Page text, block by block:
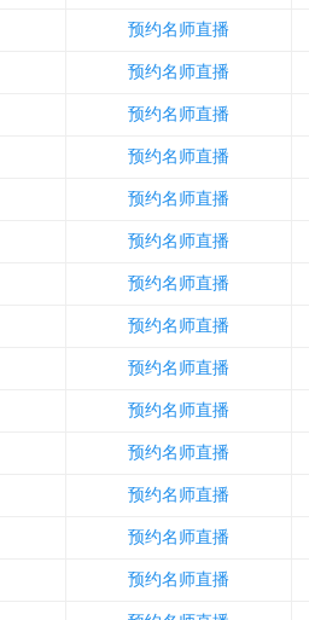
预约名师直播
预约名师直播
预约名师直播
预约名师直播
预约名师直播
预约名师直播
预约名师直播
预约名师直播
预约名师直播
预约名师直播
预约名师直播
预约名师直播
预约名师直播
预约名师直播